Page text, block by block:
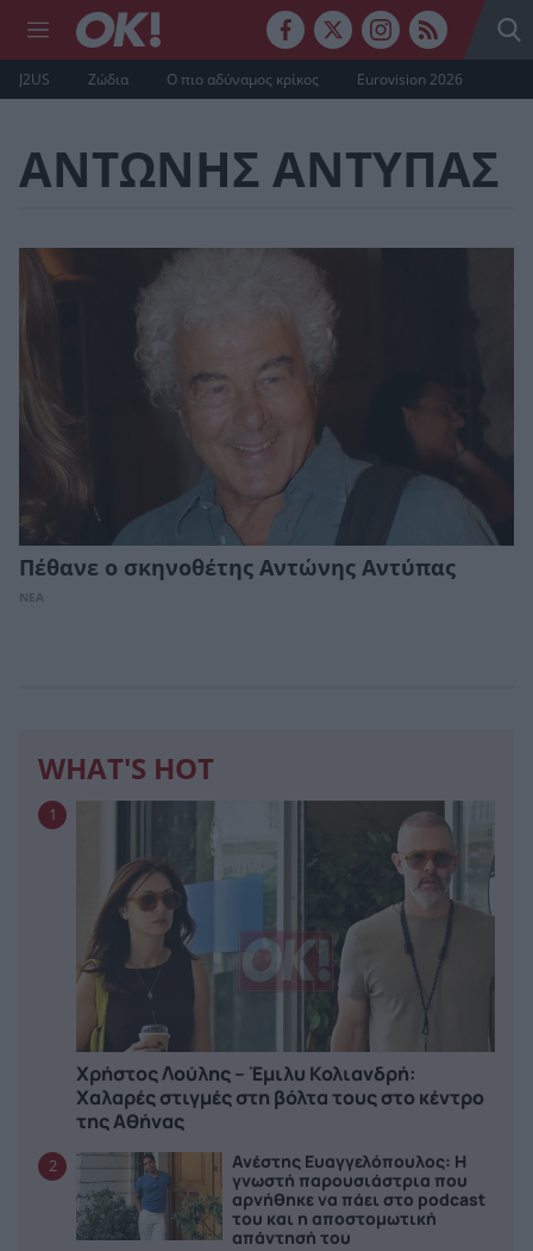
J2US Ζώδια Ο πιο αδύναμος κρίκος Eurovision 2026
ΑΝΤΩΝΗΣ ΑΝΤΥΠΑΣ
Πέθανε ο σκηνοθέτης Αντώνης Αντύπας
ΝΕΑ
WHAT'S HOT
1
Χρήστος Λούλης – Έμιλυ Κολιανδρή:
Χαλαρές στιγμές στη βόλτα τους στο κέντρο
της Αθήνας
2
Ανέστης Ευαγγελόπουλος: Η
γνωστή παρουσιάστρια που
αρνήθηκε να πάει στο podcast
του και η αποστομωτική
απάντησή του